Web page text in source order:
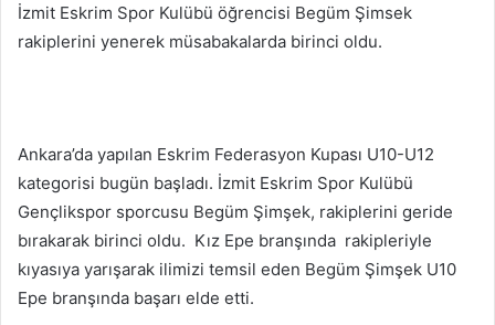
İzmit Eskrim Spor Kulübü öğrencisi Begüm Şimsek
rakiplerini yenerek müsabakalarda birinci oldu.
Ankara’da yapılan Eskrim Federasyon Kupası U10-U12
kategorisi bugün başladı. İzmit Eskrim Spor Kulübü
Gençlikspor sporcusu Begüm Şimşek, rakiplerini geride
bırakarak birinci oldu. Kız Epe branşında rakipleriyle
kıyasıya yarışarak ilimizi temsil eden Begüm Şimşek U10
Epe branşında başarı elde etti.